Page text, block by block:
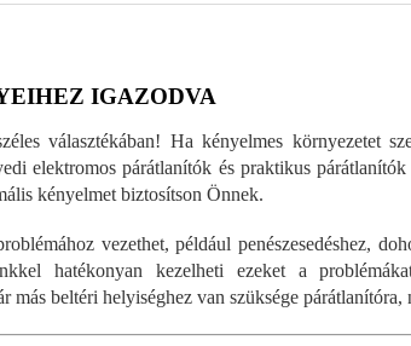
IGAZODVA
választékában! Ha kényelmes környezetet
elektromos párátlanítók és praktikus
kényelmet biztosítson Önnek.
vezethet, például penészesedéshez,
hatékonyan kezelheti ezeket a
más beltéri helyiséghez van szüksége